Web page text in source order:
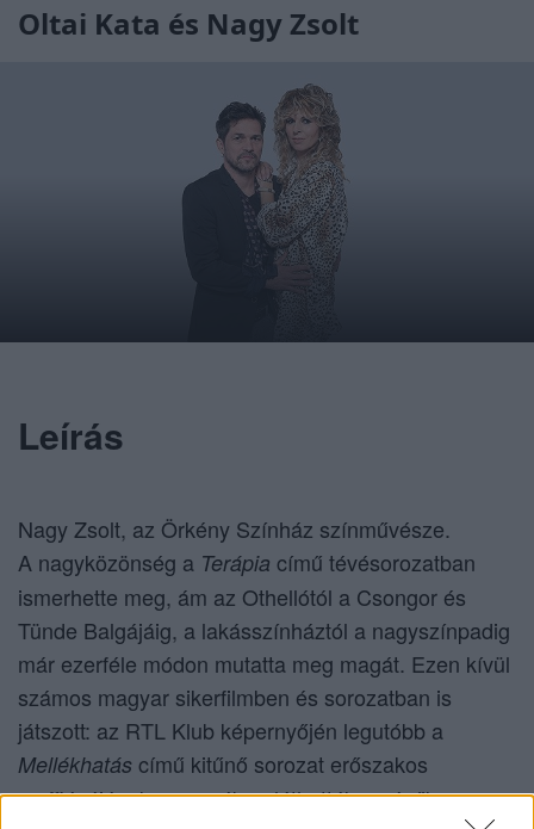
Oltai Kata és Nagy Zsolt
Leírás
Nagy Zsolt, az Örkény Színház színművésze.
A nagyközönség a Terápia című tévésorozatban
ismerhette meg, ám az Othellótól a Csongor és
Tünde Balgájáig, a lakásszínháztól a nagyszínpadig
már ezerféle módon mutatta meg magát. Ezen kívül
számos magyar sikerfilmben és sorozatban is
játszott: az RTL Klub képernyőjén legutóbb a
Mellékhatás című kitűnő sorozat erőszakos
maffiózójának szerepében láthatták a nézők.